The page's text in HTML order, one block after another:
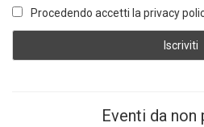
Procedendo accetti la privacy
Eventi da non